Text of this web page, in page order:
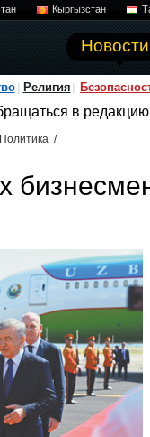
Кыргызстан
Новости
Религия
в редакцию
Политика /